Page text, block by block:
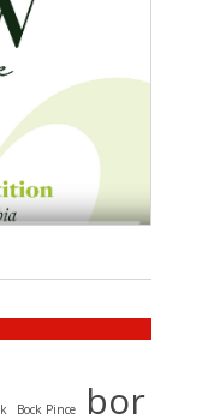
Bock Pince bor